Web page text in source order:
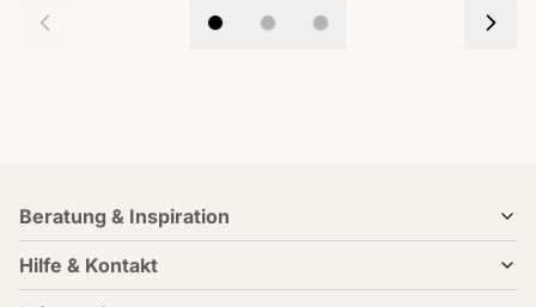
Beratung & Inspiration
Hilfe & Kontakt